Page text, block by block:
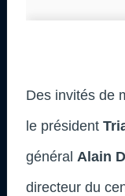
Des invités de
le président
général Alain
directeur du